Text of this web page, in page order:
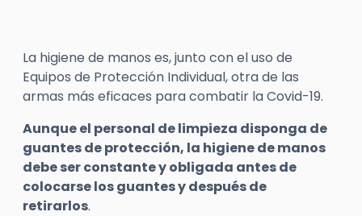
La higiene de manos es, junto con el uso de
Equipos de Protección Individual, otra de las
armas más eficaces para combatir la Covid-19.
Aunque el personal de limpieza disponga de
guantes de protección, la higiene de manos
debe ser constante y obligada antes de
colocarse los guantes y después de
retirarlos.